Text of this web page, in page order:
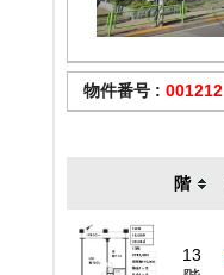
物件番号 : 001212
階
13